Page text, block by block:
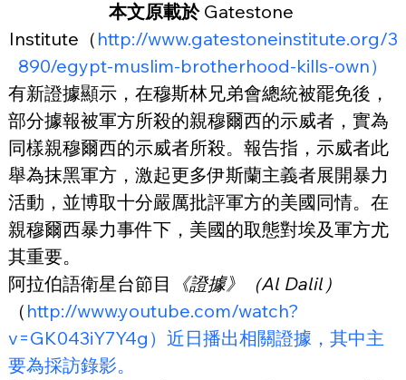
本文原載於 Gatestone
Institute（ http://www.gatestoneinstitute.org/3
890/egypt-muslim-brotherhood-kills-own）
有新證據顯示，在穆斯林兄弟會總統被罷免後，
部分據報被軍方所殺的親穆爾西的示威者，實為
同樣親穆爾西的示威者所殺。報告指，示威者此
舉為抹黑軍方，激起更多伊斯蘭主義者展開暴力
活動，並博取十分嚴厲批評軍方的美國同情。在
親穆爾西暴力事件下，美國的取態對埃及軍方尤
其重要。
阿拉伯語衛星台節目
《證據》（Al Dalil）
（ http://www.youtube.com/watch?
v=GK043iY7Y4g）近日播出相關證據，其中主
要為採訪錄影。